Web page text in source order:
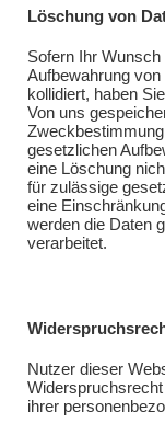
Löschung von
Sofern Ihr
Aufbewahrung
kollidiert, haben
Von uns
gesetzlichen
eine Löschung
für zulässige
eine
werden die Daten
verarbeitet.
Nutzer dieser
ihrer